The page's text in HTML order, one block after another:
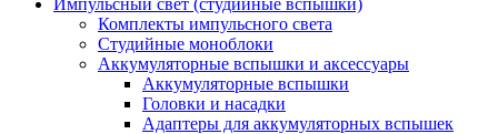
Импульсный свет (студийные вспышки)
Комплекты импульсного света
Студийные моноблоки
Аккумуляторные вспышки и аксессуары
Аккумуляторные вспышки
Головки и насадки
Адаптеры для аккумуляторных вспышек